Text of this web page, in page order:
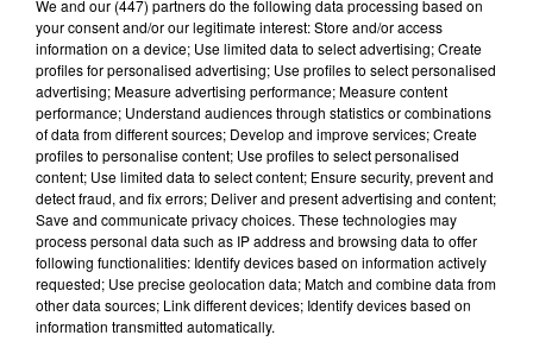
Lecture (1 min 13 sec)
100%
100% Radio l'agenda du sud Tarn
We and our (447) partnersdo the following data processing based on
your consent and/or our legitimate interest: Store and/or access
information on a device; Use limited data to select advertising; Create
profiles for personalised advertising; Use profiles to select personalised
advertising; Measure advertising performance; Measure content
performance; Understand audiences through statistics or combinations
of data from different sources; Develop and improve services; Create
profiles to personalise content; Use profiles to select personalised
content; Use limited data to select content; Ensure security, prevent and
detect fraud, and fix errors; Deliver and present advertising and content;
Save and communicate privacy choices. These technologies may
process personal data such as IP address and browsing data to offer
following functionalities: Identify devices based on information actively
requested; Use precise geolocation data; Match and combine data from
other data sources; Link different devices; Identify devices based on
information transmitted automatically.